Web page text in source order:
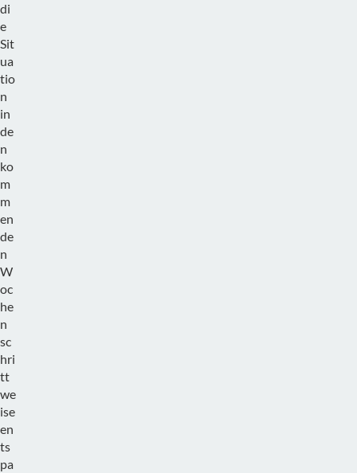
di
e
Sit
ua
tio
n
in
de
n
ko
m
m
en
de
n
W
oc
he
n
sc
hri
tt
we
ise
en
ts
pa